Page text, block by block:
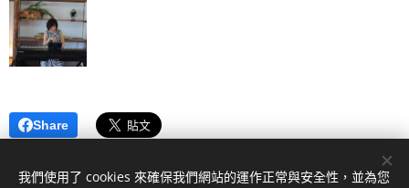
Share
我們使用了 cookies 來確保我們網站的運作正常與安全性，並為您